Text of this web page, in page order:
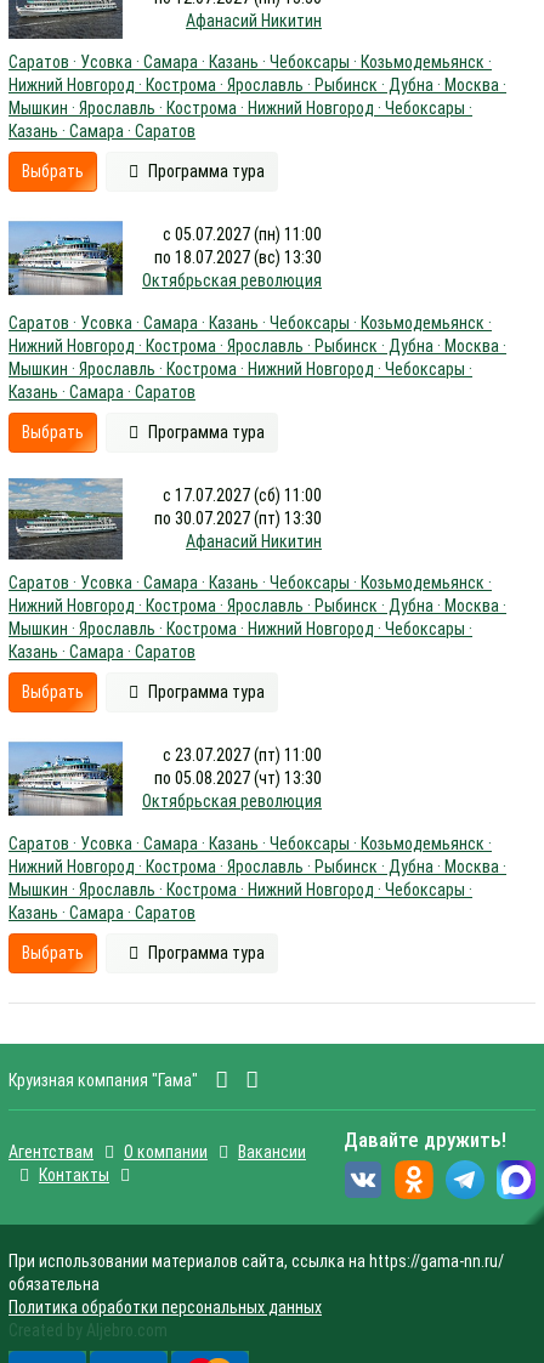
Афанасий Никитин
Саратов · Усовка · Самара · Казань · Чебоксары · Козьмодемьянск ·
Нижний Новгород · Кострома · Ярославль · Рыбинск · Дубна · Москва ·
Мышкин · Ярославль · Кострома · Нижний Новгород · Чебоксары ·
Казань · Самара · Саратов
Выбрать Программа тура
с 05.07.2027 (пн) 11:00
по 18.07.2027 (вс) 13:30
Октябрьская революция
Саратов · Усовка · Самара · Казань · Чебоксары · Козьмодемьянск ·
Нижний Новгород · Кострома · Ярославль · Рыбинск · Дубна · Москва ·
Мышкин · Ярославль · Кострома · Нижний Новгород · Чебоксары ·
Казань · Самара · Саратов
Выбрать Программа тура
с 17.07.2027 (сб) 11:00
по 30.07.2027 (пт) 13:30
Афанасий Никитин
Саратов · Усовка · Самара · Казань · Чебоксары · Козьмодемьянск ·
Нижний Новгород · Кострома · Ярославль · Рыбинск · Дубна · Москва ·
Мышкин · Ярославль · Кострома · Нижний Новгород · Чебоксары ·
Казань · Самара · Саратов
Выбрать Программа тура
с 23.07.2027 (пт) 11:00
по 05.08.2027 (чт) 13:30
Октябрьская революция
Саратов · Усовка · Самара · Казань · Чебоксары · Козьмодемьянск ·
Нижний Новгород · Кострома · Ярославль · Рыбинск · Дубна · Москва ·
Мышкин · Ярославль · Кострома · Нижний Новгород · Чебоксары ·
Казань · Самара · Саратов
Выбрать Программа тура
Круизная компания "Гама"
Агентствам О компании
Вакансии
Контакты
Давайте дружить!
При использовании материалов сайта, ссылка на https://gama-nn.ru/
обязательна
Политика обработки персональных данных
Created by Aljebro.com